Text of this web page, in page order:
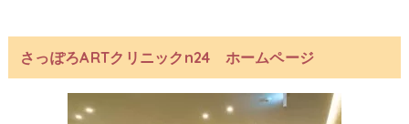
さっぽろARTクリニックn24 ホームページ